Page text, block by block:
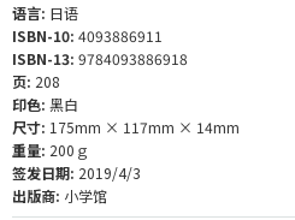
语言: 日语
ISBN-10: 4093886911
ISBN-13: 9784093886918
页: 208
印色: 黑白
尺寸: 175mm × 117mm × 14mm
重量: 200ｇ
签发日期: 2019/4/3
出版商: 小学馆